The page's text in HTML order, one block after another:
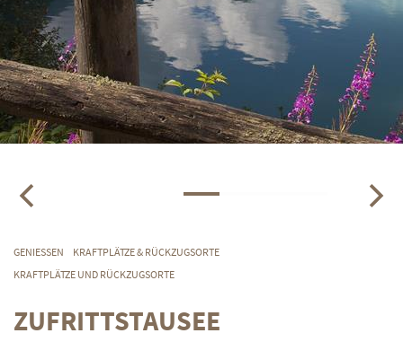
GENIESSEN
KRAFTPLÄTZE & RÜCKZUGSORTE
KRAFTPLÄTZE UND RÜCKZUGSORTE
ZUFRITTSTAUSEE